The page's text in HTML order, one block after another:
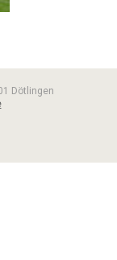
Dötlingen